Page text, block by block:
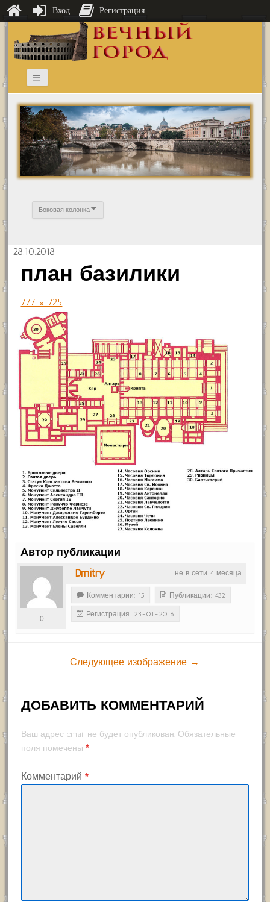
Боковая колонка
28.10.2018
план базилики
777 × 725
Автор публикации
не в сети 4 месяца
Dmitry
0
Комментарии: 15 Публикации: 432
Регистрация: 23-01-2016
Следующее изображение →
ДОБАВИТЬ КОММЕНТАРИЙ
Ваш адрес email не будет опубликован. Обязательные
поля помечены *
Комментарий *
Вход Регистрация